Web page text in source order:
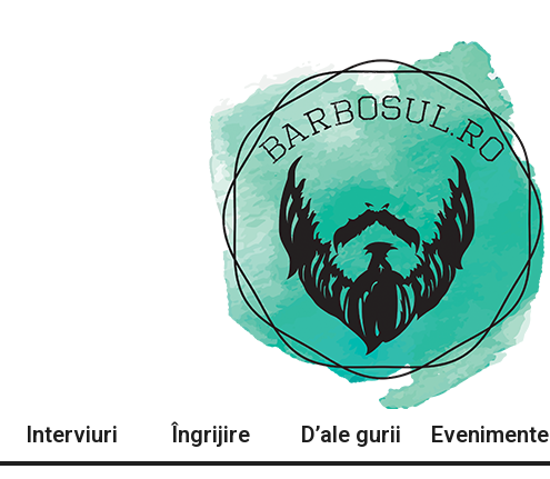
Interviuri Îngrijire D’ale gurii Evenimente